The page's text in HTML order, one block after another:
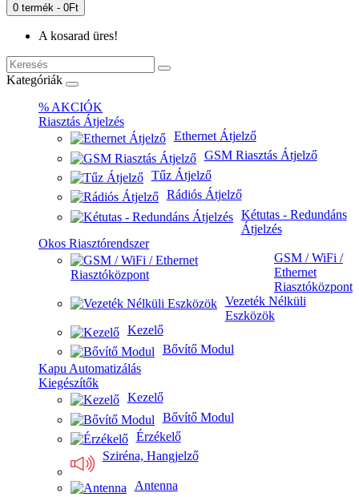
0 termék - 0Ft
A kosarad üres!
Kategóriák
% AKCIÓK
Riasztás Átjelzés
Ethernet Átjelző
GSM Riasztás Átjelző
Tűz Átjelző
Rádiós Átjelző
Kétutas - Redundáns
Átjelzés
Okos Riasztórendszer
GSM / WiFi /
Ethernet
Riasztóközpont
Vezeték Nélküli
Eszközök
Kezelő
Bővítő Modul
Kapu Automatizálás
Kiegészítők
Kezelő
Bővítő Modul
Érzékelő
Sziréna, Hangjelző
Antenna